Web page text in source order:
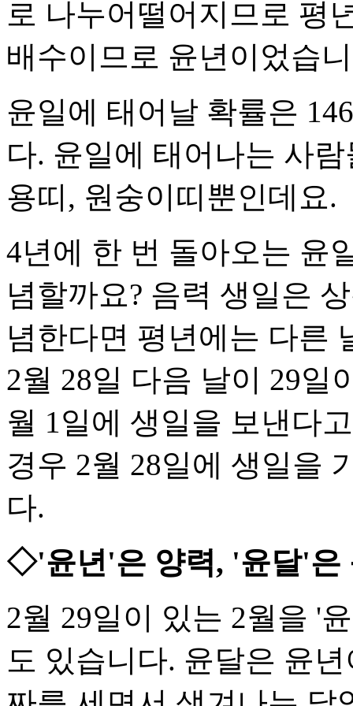
로 나누어떨어지므로 평
배수이므로 윤년이었습
윤일에 태어날 확률은
다. 윤일에 태어나는 사
용띠, 원숭이띠뿐인데요.
4년에 한 번 돌아오는 윤
념할까요? 음력 생일은
념한다면 평년에는 다른
2월 28일 다음 날이 29일
월 1일에 생일을 보낸다
경우 2월 28일에 생일을
다.
◇'윤년'은 양력, '윤달'은
2월 29일이 있는 2월을 '
도 있습니다. 윤달은 윤